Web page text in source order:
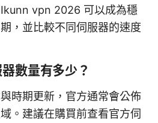
vpn 2026 可以成為穩
，並比較不同伺服器的速度
數量有多少？
時期更新，官方通常會公佈
。建議在購買前查看官方伺